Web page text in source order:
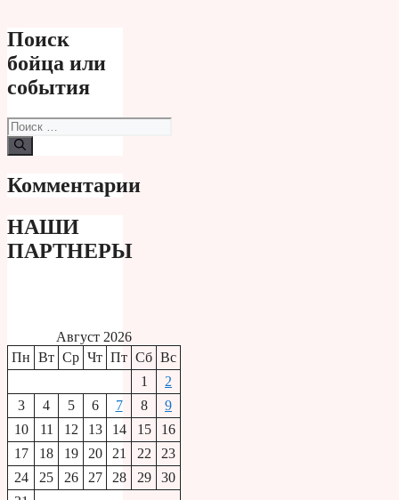
Поиск
бойца или
события
Поиск:
Комментарии
НАШИ
ПАРТНЕРЫ
Август 2026
Пн Вт Ср Чт Пт Сб Вс
1
2
3
4 5 6 7 8
9
10
11 12 13 14 15
16
17
18 19 20 21 22
23
24
25 26 27 28 29
30